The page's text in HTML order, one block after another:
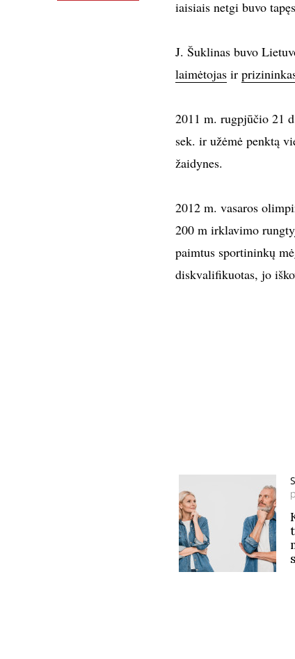
iaisiais netgi buvo
J. Šuklinas buvo
laimėtojasir
2011 m. rugpjūčio 21
sek. ir užėmė penktą
žaidynes.
2012 m. vasaros
200 m irklavimo
paimtus sportininkų
diskvalifikuotas, jo